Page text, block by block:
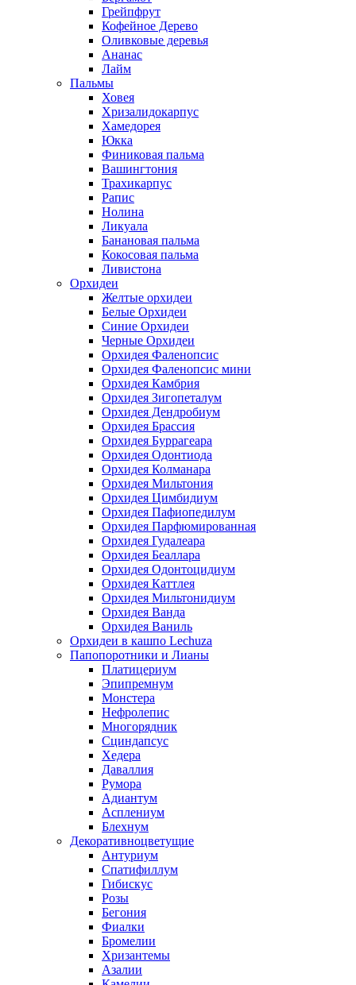
Грейпфрут
Кофейное Дерево
Оливковые деревья
Ананас
Лайм
Пальмы
Ховея
Хризалидокарпус
Хамедорея
Юкка
Финиковая пальма
Вашингтония
Трахикарпус
Рапис
Нолина
Ликуала
Банановая пальма
Кокосовая пальма
Ливистона
Орхидеи
Желтые орхидеи
Белые Орхидеи
Синие Орхидеи
Черные Орхидеи
Орхидея Фаленопсис
Орхидея Фаленопсис мини
Орхидея Камбрия
Орхидея Зигопеталум
Орхидея Дендробиум
Орхидея Брассия
Орхидея Буррагеара
Орхидея Одонтиода
Орхидея Колманара
Орхидея Мильтония
Орхидея Цимбидиум
Орхидея Пафиопедилум
Орхидея Парфюмированная
Орхидея Гудалеара
Орхидея Беаллара
Орхидея Одонтоцидиум
Орхидея Каттлея
Орхидея Мильтонидиум
Орхидея Ванда
Орхидея Ваниль
Орхидеи в кашпо Lechuza
Папопоротники и Лианы
Платицериум
Эпипремнум
Монстера
Нефролепис
Многорядник
Сциндапсус
Хедера
Даваллия
Румора
Адиантум
Асплениум
Блехнум
Декоративноцветущие
Антуриум
Спатифиллум
Гибискус
Розы
Бегония
Фиалки
Бромелии
Хризантемы
Азалии